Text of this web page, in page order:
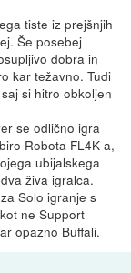
tiste iz prejšnjih
Še posebej
dobra in
kar težavno. Tudi
si hitro obkoljen
se odlično igra
Robota FL4K-a,
ubijalskega
živa igralca.
Solo igranje s
ne Support
opazno Buffali.